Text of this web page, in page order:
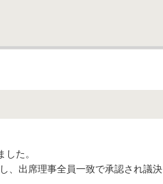
た。
、出席理事全員一致で承認され議決